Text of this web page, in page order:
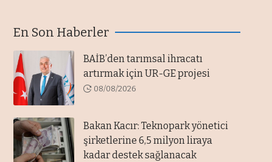
En Son Haberler
BAİB’den tarımsal ihracatı
artırmak için UR-GE projesi
08/08/2026
Bakan Kacır: Teknopark yönetici
şirketlerine 6,5 milyon liraya
kadar destek sağlanacak